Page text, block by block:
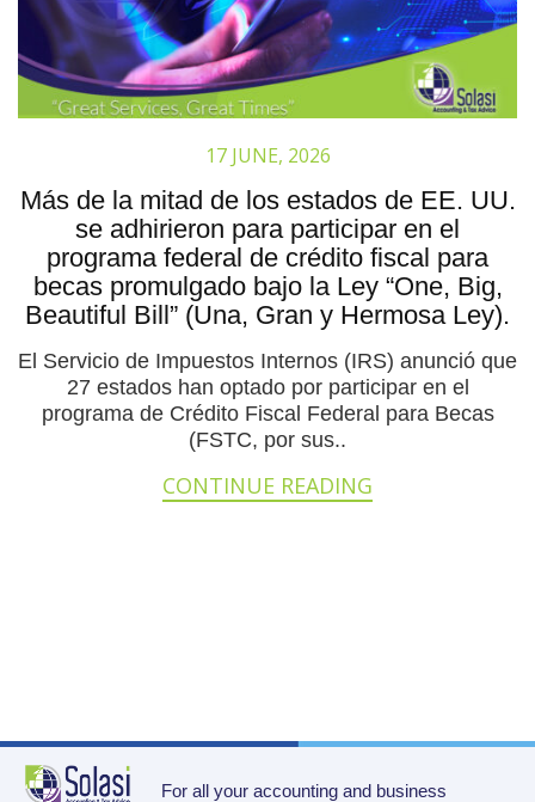
17 JUNE, 2026
Más de la mitad de los estados de EE. UU.
se adhirieron para participar en el
programa federal de crédito fiscal para
becas promulgado bajo la Ley “One, Big,
Beautiful Bill” (Una, Gran y Hermosa Ley).
El Servicio de Impuestos Internos (IRS) anunció que
27 estados han optado por participar en el
programa de Crédito Fiscal Federal para Becas
(FSTC, por sus..
CONTINUE READING
For all your accounting and business